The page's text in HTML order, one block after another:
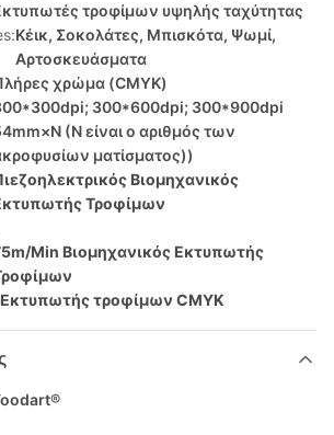
τροφίμων υψηλής ταχύτητας
Κέικ, Σοκολάτες, Μπισκότα, Ψωμί,
Αρτοσκευάσματα
χρώμα (CMYK)
300*600dpi; 300*900dpi
(Ν είναι ο αριθμός των
ματίσματος))
Βιομηχανικός
Τροφίμων
Min Βιομηχανικός Εκτυπωτής
Εκτυπωτής τροφίμων CMYK